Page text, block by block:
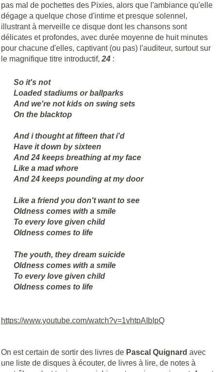
pas mal de pochettes des Pixies, alors que l'ambiance qu'elle
dégage a quelque chose d'intime et presque solennel,
illustrant à merveille ce disque dont les chansons sont
délicates et profondes, avec durée moyenne de huit minutes
pour chacune d'elles, captivant (ou pas) l'auditeur, surtout sur
le magnifique titre introductif, 24 :
So it's not
Loaded stadiums or ballparks
And we're not kids on swing sets
On the blacktop
And i thought at fifteen that i'd
Have it down by sixteen
And 24 keeps breathing at my face
Like a mad whore
And 24 keeps pounding at my door
Like a friend you don't want to see
Oldness comes with a smile
To every love given child
Oldness comes to life
The youth, they dream suicide
Oldness comes with a smile
To every love given child
Oldness comes to life
https://www.youtube.com/watch?v=1vhtpAIbIpQ
On est certain de sortir des livres de Pascal Quignard avec
une liste de disques à écouter, de livres à lire, de notes à